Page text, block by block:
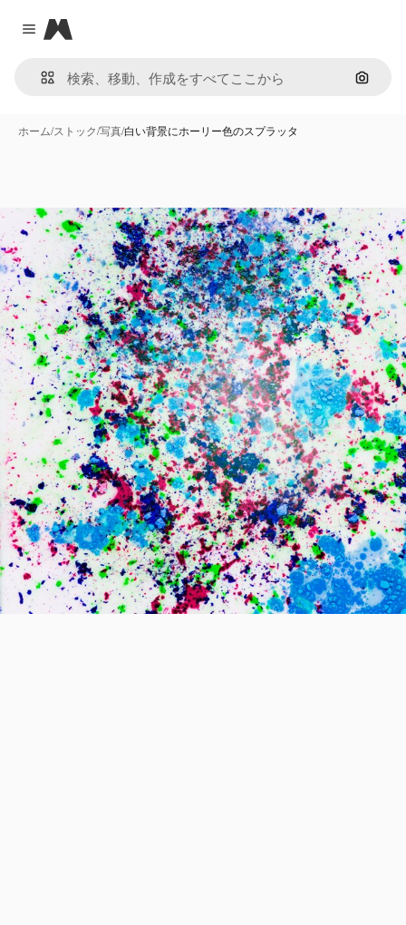
Close menu
Magnific
画像で
ホーム/ストック/写真/白い背景にホーリー色のスプラッタ